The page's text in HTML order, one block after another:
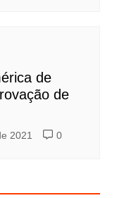
de
de
2021 0